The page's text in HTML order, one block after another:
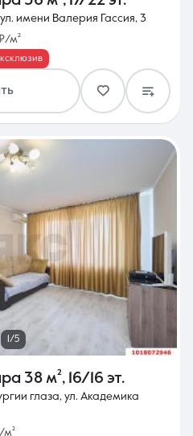
имени Валерия Гассия, 3
м²
1/5
38 м², 16/16 эт.
глаза, ул. Академика
м²